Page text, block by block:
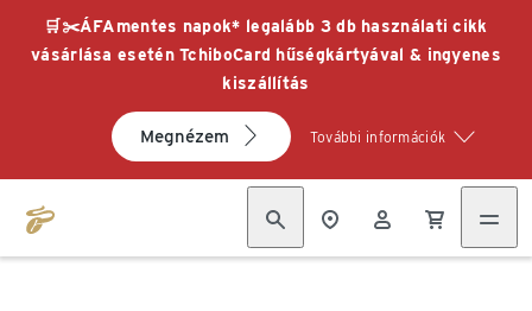
🛒✂️ÁFAmentes napok* legalább 3 db használati cikk
vásárlása esetén TchiboCard hűségkártyával & ingyenes
kiszállítás
Megnézem További információk